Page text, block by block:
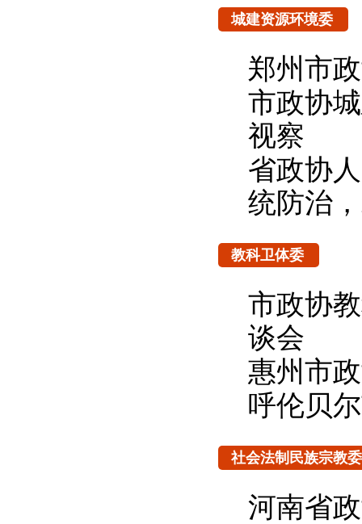
城建资源环境委
郑州市
市政协
视察
省政协
统防治
教科卫体委
市政协
谈会
惠州市
呼伦贝
社会法制民族宗教委
河南省